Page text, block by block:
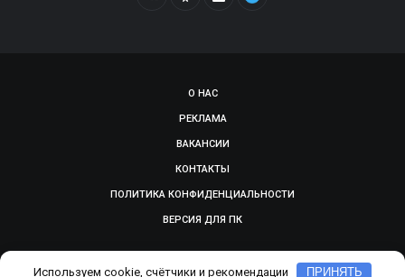
О НАС
РЕКЛАМА
ВАКАНСИИ
КОНТАКТЫ
ПОЛИТИКА КОНФИДЕНЦИАЛЬНОСТИ
ВЕРСИЯ ДЛЯ ПК
© 2009-2026, SMOLGAZETA.RU. СДЕЛАНО ВADEPTUM
Используем cookie, счётчики и рекомендации ПРИНЯТЬ